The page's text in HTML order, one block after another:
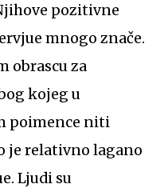
pozitivne
mnogo znače.
obrascu za
kojeg u
poimence niti
je relativno lagano
Ljudi su